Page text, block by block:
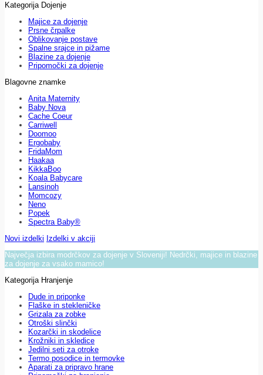
Kategorija Dojenje
Majice za dojenje
Prsne črpalke
Oblikovanje postave
Spalne srajce in pižame
Blazine za dojenje
Pripomočki za dojenje
Blagovne znamke
Anita Maternity
Baby Nova
Cache Coeur
Carriwell
Doomoo
Ergobaby
FridaMom
Haakaa
KikkaBoo
Koala Babycare
Lansinoh
Momcozy
Neno
Popek
Spectra Baby®
Novi izdelki Izdelki v akciji
Največja izbira modrčkov za dojenje v Sloveniji! Nedrčki, majice in blazine
za dojenje za vsako mamico!
Kategorija Hranjenje
Dude in priponke
Flaške in stekleničke
Grizala za zobke
Otroški slinčki
Kozarčki in skodelice
Krožniki in skledice
Jedilni seti za otroke
Termo posodice in termovke
Aparati za pripravo hrane